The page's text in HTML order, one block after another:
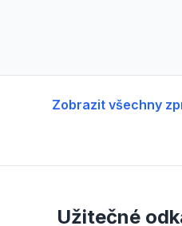
Zobrazit všechny
Užitečné